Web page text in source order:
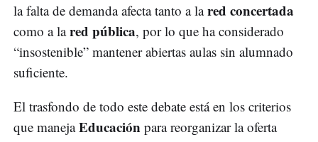
la falta de demanda afecta tanto a lared concertada
como a lared pública, por lo que ha considerado
“insostenible” mantener abiertas aulas sin alumnado
suficiente.
El trasfondo de todo este debate está en los criterios
que manejaEducación para reorganizar la oferta